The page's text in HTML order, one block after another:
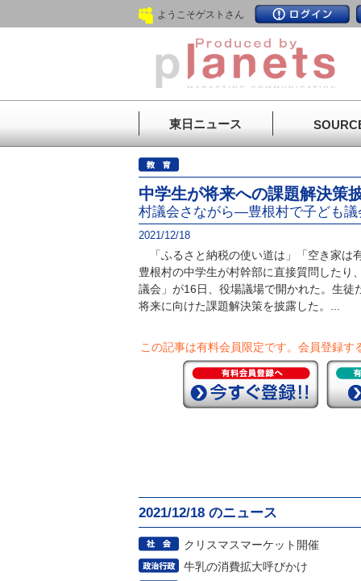
ようこそゲストさん
東日ニュース
中学生が将来への課題解決策
村議会さながら―豊根村で子ども
2021/12/18
「ふるさと納税の使い道は」「空き家は
豊根村の中学生が村幹部に直接質問したり
議会」が16日、役場議場で開かれた。生徒
将来に向けた課題解決策を披露した。...
この記事は有料会員限定です。 会員登録す
2021/12/18 のニュース
クリスマスマーケット開催
牛乳の消費拡大呼びかけ